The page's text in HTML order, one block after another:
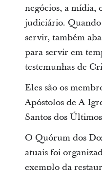
negócios, a mídia,
judiciário.
servir, também
para servir em
testemunhas de
Eles são os
Apóstolos de A
Santos dos
O Quórum dos
atuais foi
exemplo da